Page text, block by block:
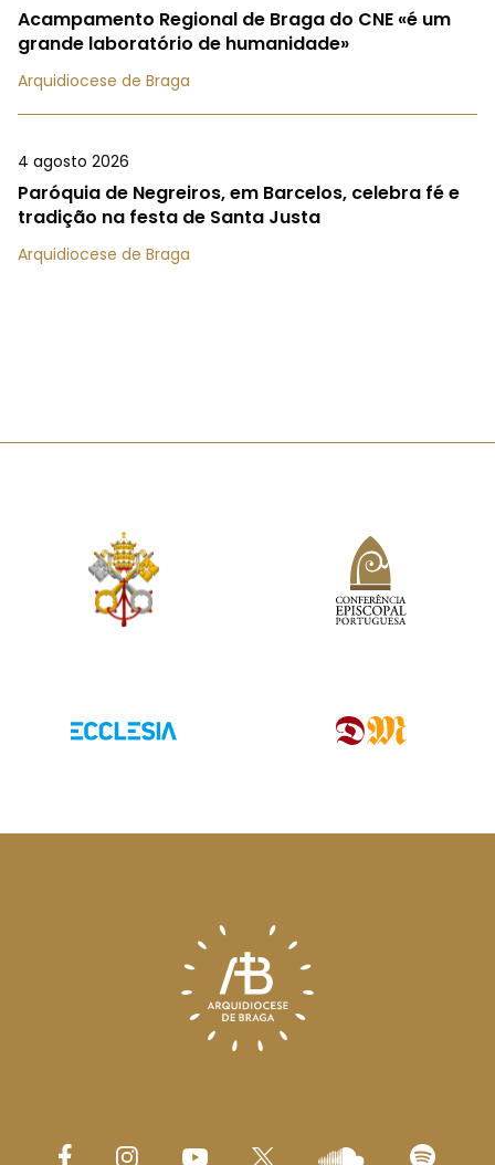
Acampamento Regional de Braga do CNE «é um
grande laboratório de humanidade»
Arquidiocese de Braga
4 agosto 2026
Paróquia de Negreiros, em Barcelos, celebra fé e
tradição na festa de Santa Justa
Arquidiocese de Braga